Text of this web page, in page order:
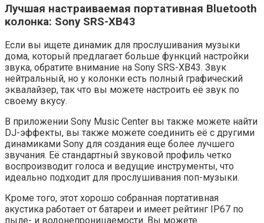
Лучшая настраиваемая портативная Bluetooth
колонка: Sony SRS-XB43
Если вы ищете динамик для прослушивания музыки
дома, который предлагает больше функций настройки
звука, обратите внимание на Sony SRS-XB43. Звук
нейтральный, но у колонки есть полный графический
эквалайзер, так что вы можете настроить её звук по
своему вкусу.
В приложении Sony Music Center вы также можете найти
DJ-эффекты, вы также можете соединить её с другими
динамиками Sony для создания еще более лучшего
звучания. Её стандартный звуковой профиль четко
воспроизводит голоса и ведущие инструменты, что
идеально подходит для прослушивания поп-музыки.
Кроме того, этот хорошо собранная портативная
акустика работает от батареи и имеет рейтинг IP67 по
пыле- и водонепроницаемости. Вы можете